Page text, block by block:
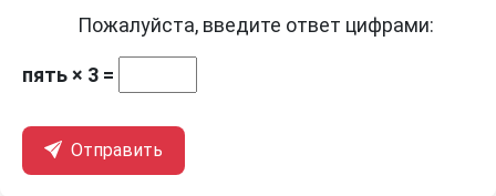
Пожалуйста, введите ответ цифрами:
пять × 3 =
Отправить